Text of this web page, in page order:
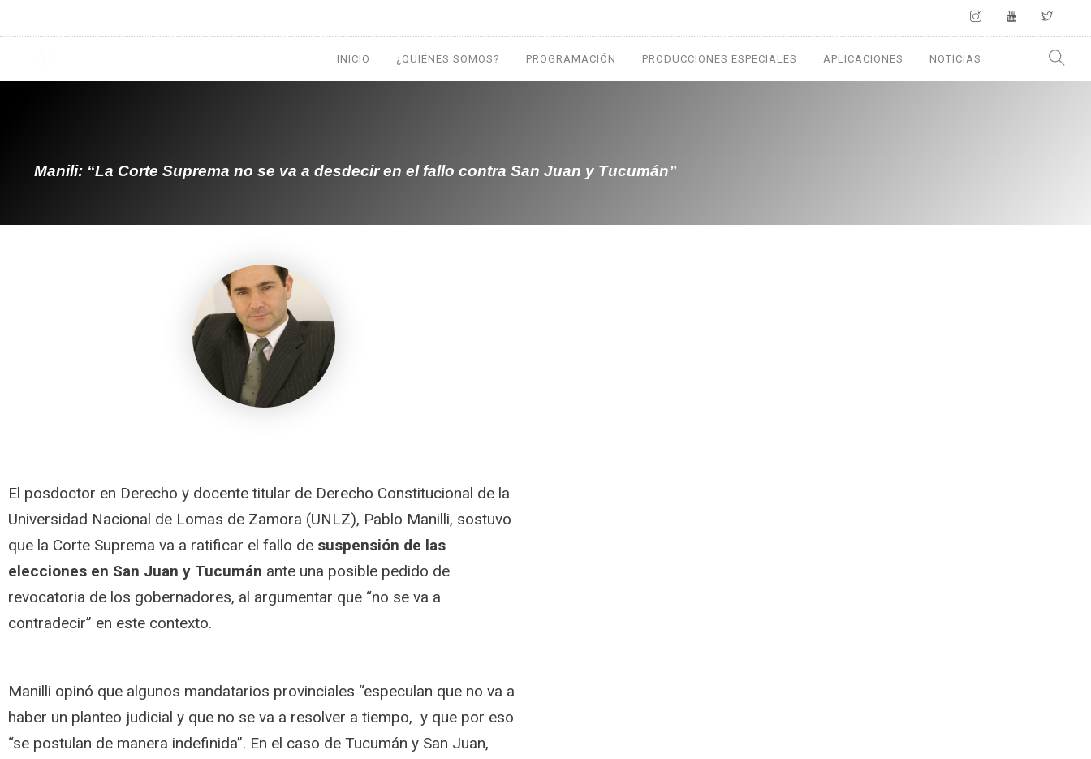
INICIO ¿QUIÉNES SOMOS? PROGRAMACIÓN PRODUCCIONES ESPECIALES APLICACIONES NOTICIAS
Manili: “La Corte Suprema no se va a desdecir en el fallo contra San Juan y Tucumán”
El posdoctor en Derecho y docente titular de Derecho Constitucional de la
Universidad Nacional de Lomas de Zamora (UNLZ), Pablo Manilli, sostuvo
que la Corte Suprema va a ratificar el fallo de suspensión de las
elecciones en San Juan y Tucumán ante una posible pedido de
revocatoria de los gobernadores, al argumentar que “no se va a
contradecir” en este contexto.
Manilli opinó que algunos mandatarios provinciales “especulan que no va a
haber un planteo judicial y que no se va a resolver a tiempo, y que por eso
“se postulan de manera indefinida”. En el caso de Tucumán y San Juan,